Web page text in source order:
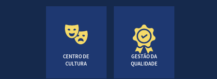
CENTRO DE
CULTURA
GESTÃO DA
QUALIDADE